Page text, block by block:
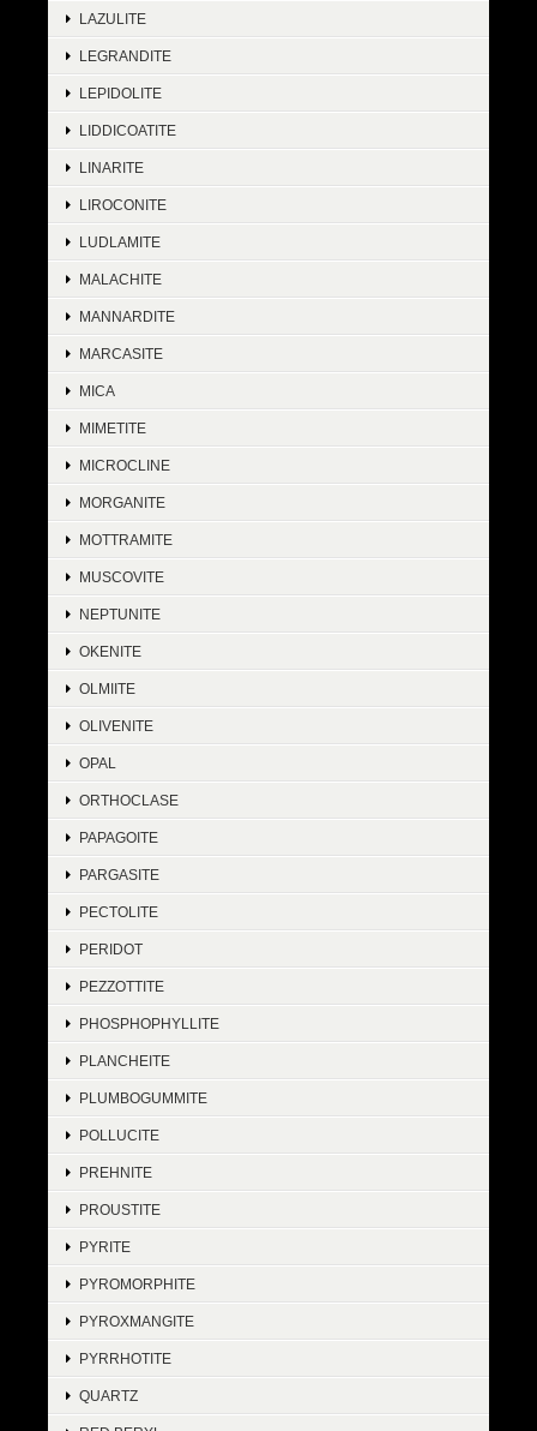
LAZULITE
LEGRANDITE
LEPIDOLITE
LIDDICOATITE
LINARITE
LIROCONITE
LUDLAMITE
MALACHITE
MANNARDITE
MARCASITE
MICA
MIMETITE
MICROCLINE
MORGANITE
MOTTRAMITE
MUSCOVITE
NEPTUNITE
OKENITE
OLMIITE
OLIVENITE
OPAL
ORTHOCLASE
PAPAGOITE
PARGASITE
PECTOLITE
PERIDOT
PEZZOTTITE
PHOSPHOPHYLLITE
PLANCHEITE
PLUMBOGUMMITE
POLLUCITE
PREHNITE
PROUSTITE
PYRITE
PYROMORPHITE
PYROXMANGITE
PYRRHOTITE
QUARTZ